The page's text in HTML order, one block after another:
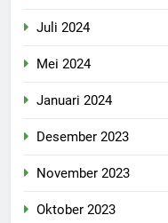
Juli 2024
Mei 2024
Januari 2024
Desember 2023
November 2023
Oktober 2023